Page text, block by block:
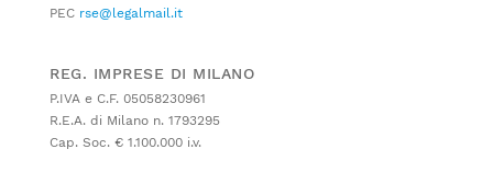
PEC rse@legalmail.it
REG. IMPRESE DI MILANO
P.IVA e C.F. 05058230961
R.E.A. di Milano n. 1793295
Cap. Soc. € 1.100.000 i.v.